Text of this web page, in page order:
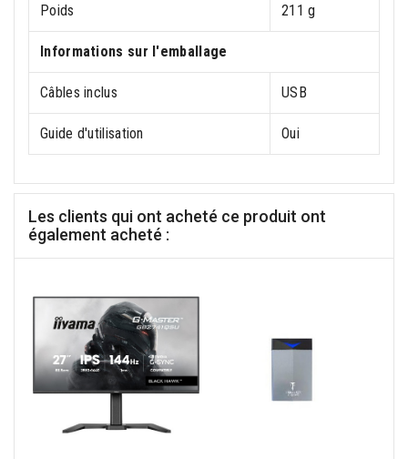
Poids 211 g
Informations sur l'emballage
Câbles inclus USB
Guide d'utilisation Oui
Les clients qui ont acheté ce produit ont
également acheté :